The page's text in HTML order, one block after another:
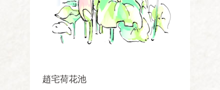
趙宅荷花池